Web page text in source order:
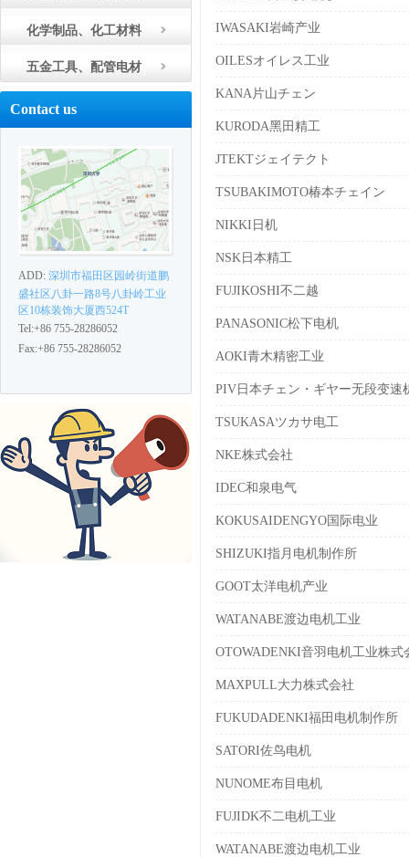
化学制品、化工材料
五金工具、配管电材
Contact us
ADD: 深圳市福田区园岭街道鹏
盛社区八卦一路8号八卦岭工业
区10栋装饰大厦西524T
Tel:+86 755-28286052
Fax:+86 755-28286052
IWASAKI岩崎产业
OILESオイレス工业
KANA片山チェン
KURODA黑田精工
JTEKTジェイテクト
TSUBAKIMOTO椿本チェイン
NIKKI日机
NSK日本精工
FUJIKOSHI不二越
PANASONIC松下电机
AOKI青木精密工业
PIV日本チェン・ギヤー无段变速
TSUKASAツカサ电工
NKE株式会社
IDEC和泉电气
KOKUSAIDENGYO国际电业
SHIZUKI指月电机制作所
GOOT太洋电机产业
WATANABE渡边电机工业
OTOWADENKI音羽电机工业株式
MAXPULL大力株式会社
FUKUDADENKI福田电机制作所
SATORI佐鸟电机
NUNOME布目电机
FUJIDK不二电机工业
WATANABE渡边电机工业